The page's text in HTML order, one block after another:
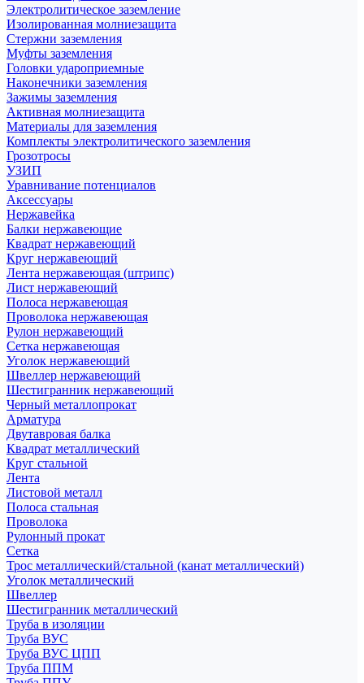
Электролитическое заземление
Изолированная молниезащита
Стержни заземления
Муфты заземления
Головки удароприемные
Наконечники заземления
Зажимы заземления
Активная молниезащита
Материалы для заземления
Комплекты электролитического заземления
Грозотросы
УЗИП
Уравнивание потенциалов
Аксессуары
Нержавейка
Балки нержавеющие
Квадрат нержавеющий
Круг нержавеющий
Лента нержавеющая (штрипс)
Лист нержавеющий
Полоса нержавеющая
Проволока нержавеющая
Рулон нержавеющий
Сетка нержавеющая
Уголок нержавеющий
Швеллер нержавеющий
Шестигранник нержавеющий
Черный металлопрокат
Арматура
Двутавровая балка
Квадрат металлический
Круг стальной
Лента
Листовой металл
Полоса стальная
Проволока
Рулонный прокат
Сетка
Трос металлический/стальной (канат металлический)
Уголок металлический
Швеллер
Шестигранник металлический
Труба в изоляции
Труба ВУС
Труба ВУС ЦПП
Труба ППМ